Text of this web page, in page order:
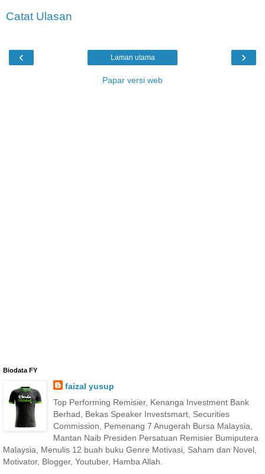
Catat Ulasan
‹ ›
Laman utama
Papar versi web
Biodata FY
faizal yusup
Top Performing Remisier, Kenanga Investment Bank
Berhad, Bekas Speaker Investsmart, Securities
Commission, Pemenang 7 Anugerah Bursa Malaysia,
Mantan Naib Presiden Persatuan Remisier Bumiputera
Malaysia, Menulis 12 buah buku Genre Motivasi, Saham dan Novel,
Motivator, Blogger, Youtuber, Hamba Allah.